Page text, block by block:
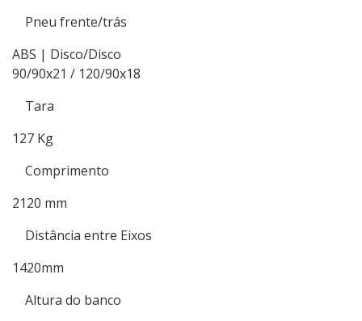
Pneu frente/trás
ABS | Disco/Disco
90/90x21 / 120/90x18
Tara
127 Kg
Comprimento
2120 mm
Distância entre Eixos
1420mm
Altura do banco